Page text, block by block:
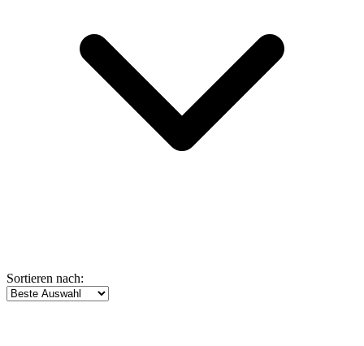
Sortieren nach: